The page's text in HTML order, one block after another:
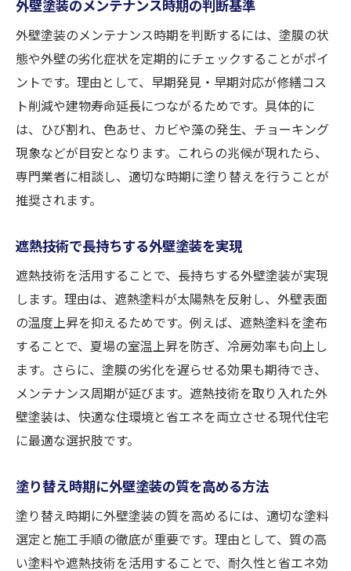
外壁塗装のメンテナンス時期の判断基準
外壁塗装のメンテナンス時期を判断するには、塗膜の状
態や外壁の劣化症状を定期的にチェックすることがポイ
ントです。理由として、早期発見・早期対応が修繕コス
ト削減や建物寿命延長につながるためです。具体的に
は、ひび割れ、色あせ、カビや藻の発生、チョーキング
現象などが目安となります。これらの兆候が現れたら、
専門業者に相談し、適切な時期に塗り替えを行うことが
推奨されます。
遮熱技術で長持ちする外壁塗装を実現
遮熱技術を活用することで、長持ちする外壁塗装が実現
します。理由は、遮熱塗料が太陽熱を反射し、外壁表面
の温度上昇を抑えるためです。例えば、遮熱塗料を塗布
することで、夏場の室温上昇を防ぎ、冷房効率も向上し
ます。さらに、塗膜の劣化を遅らせる効果も期待でき、
メンテナンス周期が延びます。遮熱技術を取り入れた外
壁塗装は、快適な住環境と省エネを両立させる現代住宅
に最適な選択肢です。
塗り替え時期に外壁塗装の質を高める方法
塗り替え時期に外壁塗装の質を高めるには、適切な塗料
選定と施工手順の徹底が重要です。理由として、質の高
い塗料や遮熱技術を活用することで、耐久性と省エネ効